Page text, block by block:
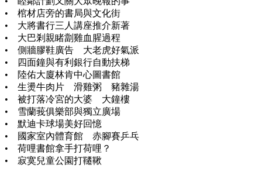
• 棺材店旁的書局與文化街
• 大將書行三人講座推介新著
• 大巴剎親睹劏雞血腥過程
• 側牆膠鞋廣告 大老虎好氣派
• 四面鐘與有利銀行自動扶梯
• 陸佑大廈林肯中心圖書館
• 生燙牛肉片 滑雞粥 豬雜湯
• 被打落冷宮的大婆 大鐘樓
• 雪蘭莪俱樂部與獨立廣場
• 默迪卡球場美好回憶
• 國家室內體育館 赤腳賽乒乓
• 荷哩書館拿手打荷哩？
• 寂寞兒童公園打韆鞦